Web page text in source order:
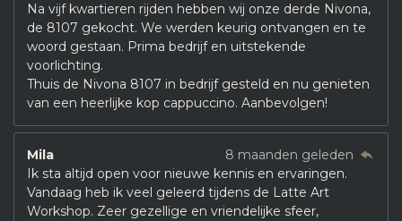
Na vijf kwartieren rijden hebben wij onze derde Nivona,
de 8107 gekocht. We werden keurig ontvangen en te
woord gestaan. Prima bedrijf en uitstekende
voorlichting.
Thuis de Nivona 8107 in bedrijf gesteld en nu genieten
van een heerlijke kop cappuccino. Aanbevolgen!
Mila
8 maanden geleden
Ik sta altijd open voor nieuwe kennis en ervaringen.
Vandaag heb ik veel geleerd tijdens de Latte Art
Workshop. Zeer gezellige en vriendelijke sfeer,